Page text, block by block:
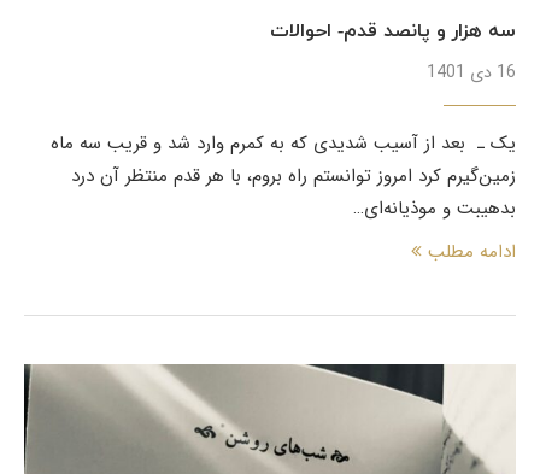
سه هزار و پانصد قدم- احوالات
16 دی 1401
یک ـ بعد از آسیب شدیدی که به کمرم وارد شد و قریب سه ماه
زمین‌گیرم کرد امروز توانستم راه بروم، با هر قدم منتظر آن درد
بدهیبت و موذیانه‌ای…
ادامه مطلب